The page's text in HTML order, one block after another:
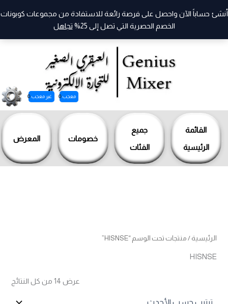
القائمة
الرئيسية
جميع
الفئات
خصومات المعرض
معجب 0 غير معجب 0
أنشئ حساباً الآن واحصل على فرصة رائعة للاستفادة من مجموعات كوبونات
الخصم الحصرية التي تصل إلى 25%
تجاهل
تخطي
الرئيسية / منتجات تحت الوسم “HISNSE”
HISNSE
عرض ⁦14⁩ من كل النتائج